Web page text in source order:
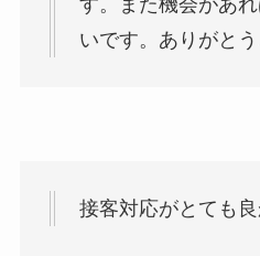
いです。ありがとう
接客対応がとても良